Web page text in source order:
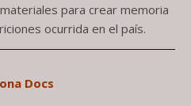
para crear memoria
ocurrida en el país.
Docs